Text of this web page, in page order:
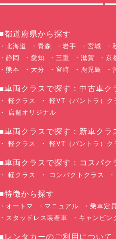
■都道府県から探す
北海道 青森 岩手 宮城
静岡
愛知 三重 滋賀 京
熊本
大分 宮崎 鹿児島
■車両クラスで探す：中古車ク
軽クラス 軽VT（バントラ）ク
店舗オリジナル
■車両クラスで探す：新車クラ
軽クラス 軽VT（バントラ）ク
■車両クラスで探す：コスパク
軽クラス コンパクトクラス
■特徴から探す
オートマ マニュアル 乗車定
スタッドレス装着車
キャンピン
■レンタカーのご利用について